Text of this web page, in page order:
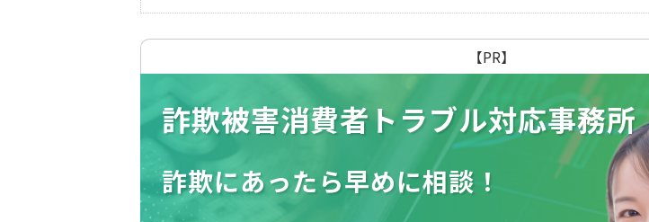
【PR】
詐欺被害消費者トラブル対応事務所
詐欺にあったら早めに相談！